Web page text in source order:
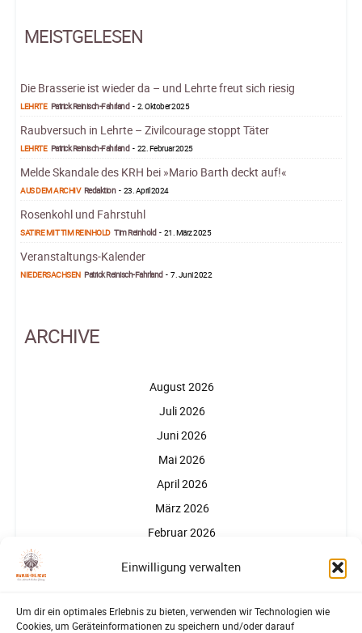
Einwilligung verwalten
Um dir ein optimales Erlebnis zu bieten, verwenden wir Technologien wie
Cookies, um Geräteinformationen zu speichern und/oder darauf
MEISTGELESEN
Die Brasserie ist wieder da – und Lehrte freut sich riesig
LEHRTE Patrick Reinisch-Fahrland - 2. Oktober 2025
Raubversuch in Lehrte – Zivilcourage stoppt Täter
LEHRTE Patrick Reinisch-Fahrland - 22. Februar 2025
Melde Skandale des KRH bei »Mario Barth deckt auf!«
AUS DEM ARCHIV Redaktion - 23. April 2024
Rosenkohl und Fahrstuhl
SATIRE MIT TIM REINHOLD Tim Reinhold - 21. März 2025
Veranstaltungs-Kalender
NIEDERSACHSEN Patrick Reinisch-Fahrland - 7. Juni 2022
ARCHIVE
August 2026
Juli 2026
Juni 2026
Mai 2026
April 2026
März 2026
Februar 2026